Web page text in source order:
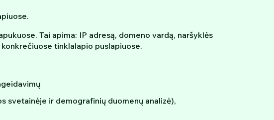
Tai apima: IP adresą, domeno vardą, naršyklės
tinklalapio puslapiuose.
svetainėje ir demografinių duomenų analizė),